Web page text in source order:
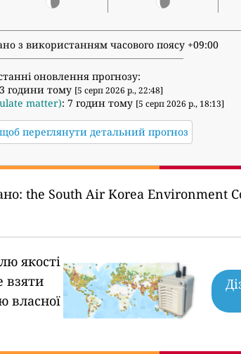
з використанням часового поясу +09:00
оновлення прогнозу:
години тому [5 серп 2026 р., 22:48]
matter): 7 годин тому [5 серп 2026 р., 18:13]
переглянути детальний прогноз
the South Air Korea Environment
якості
взяти
власної